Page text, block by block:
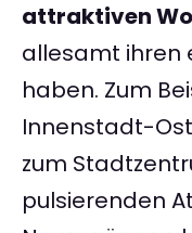
attraktiven
allesamt ihren
haben. Zum
Innenstadt-
zum
pulsierenden